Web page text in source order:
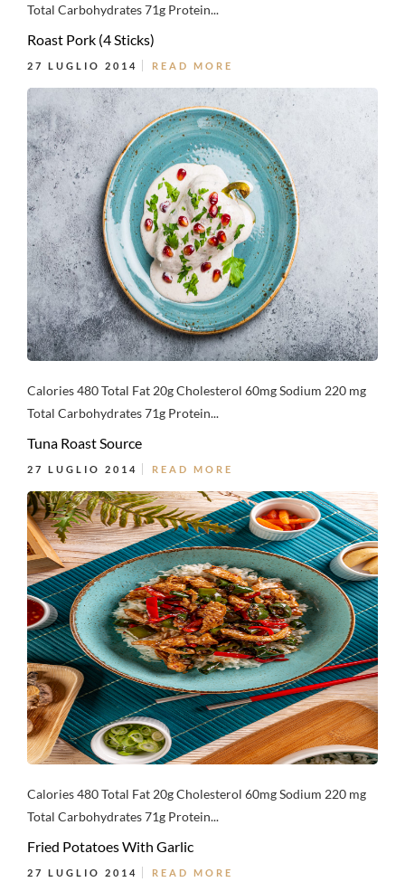
Total Carbohydrates 71g Protein...
Roast Pork (4 Sticks)
27 LUGLIO 2014 READ MORE
Calories 480 Total Fat 20g Cholesterol 60mg Sodium 220 mg
Total Carbohydrates 71g Protein...
Tuna Roast Source
27 LUGLIO 2014 READ MORE
Calories 480 Total Fat 20g Cholesterol 60mg Sodium 220 mg
Total Carbohydrates 71g Protein...
Fried Potatoes With Garlic
27 LUGLIO 2014 READ MORE